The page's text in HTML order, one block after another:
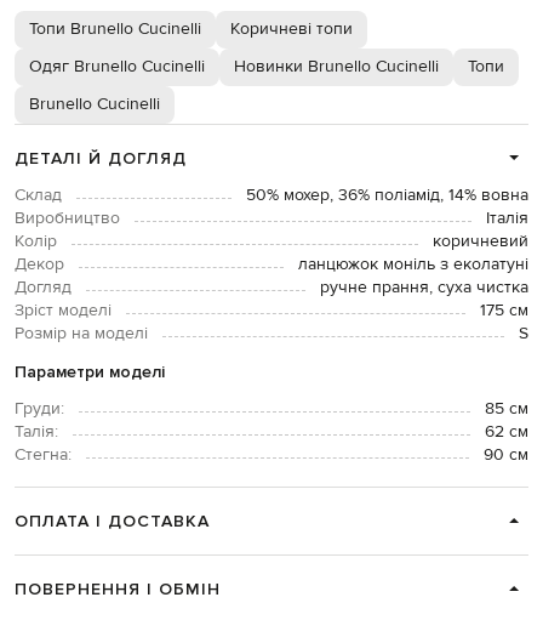
Топи Brunello Cucinelli
Коричневі топи
Одяг Brunello Cucinelli
Новинки Brunello Cucinelli
Топи
Brunello Cucinelli
ДЕТАЛІ Й ДОГЛЯД
Склад
50% мохер, 36% поліамід, 14% вовна
Виробництво
Італія
Колір
коричневий
Декор
ланцюжок моніль з еколатуні
Догляд
ручне прання, суха чистка
Зріст моделі
175 см
Розмір на моделі
S
Параметри моделі
Груди:
85 см
Талія:
62 см
Стегна:
90 см
ОПЛАТА І ДОСТАВКА
ПОВЕРНЕННЯ І ОБМІН